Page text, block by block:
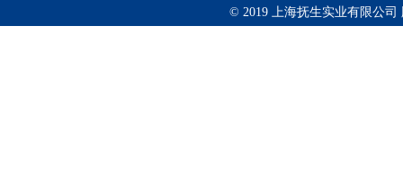
© 2019 上海抚生实业有限公司